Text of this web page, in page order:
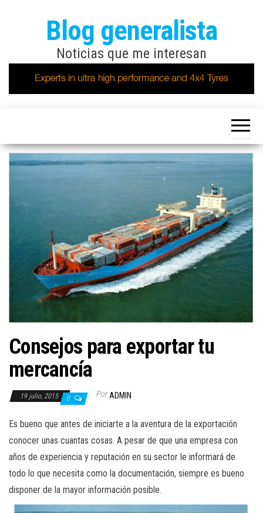
Blog generalista
Noticias que me interesan
Consejos para exportar tu
mercancía
19 julio, 2015 0 Por ADMIN
Es bueno que antes de iniciarte a la aventura de la exportación
conocer unas cuantas cosas. A pesar de que una empresa con
años de experiencia y reputación en su sector le informará de
todo lo que necesita como la documentación, siempre es bueno
disponer de la mayor información posible.